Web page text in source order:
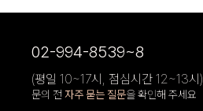
02-994-8539~8
(평일 10~17시, 점심시간 12~13시)
문의 전 자주 묻는 질문을 확인해 주세요